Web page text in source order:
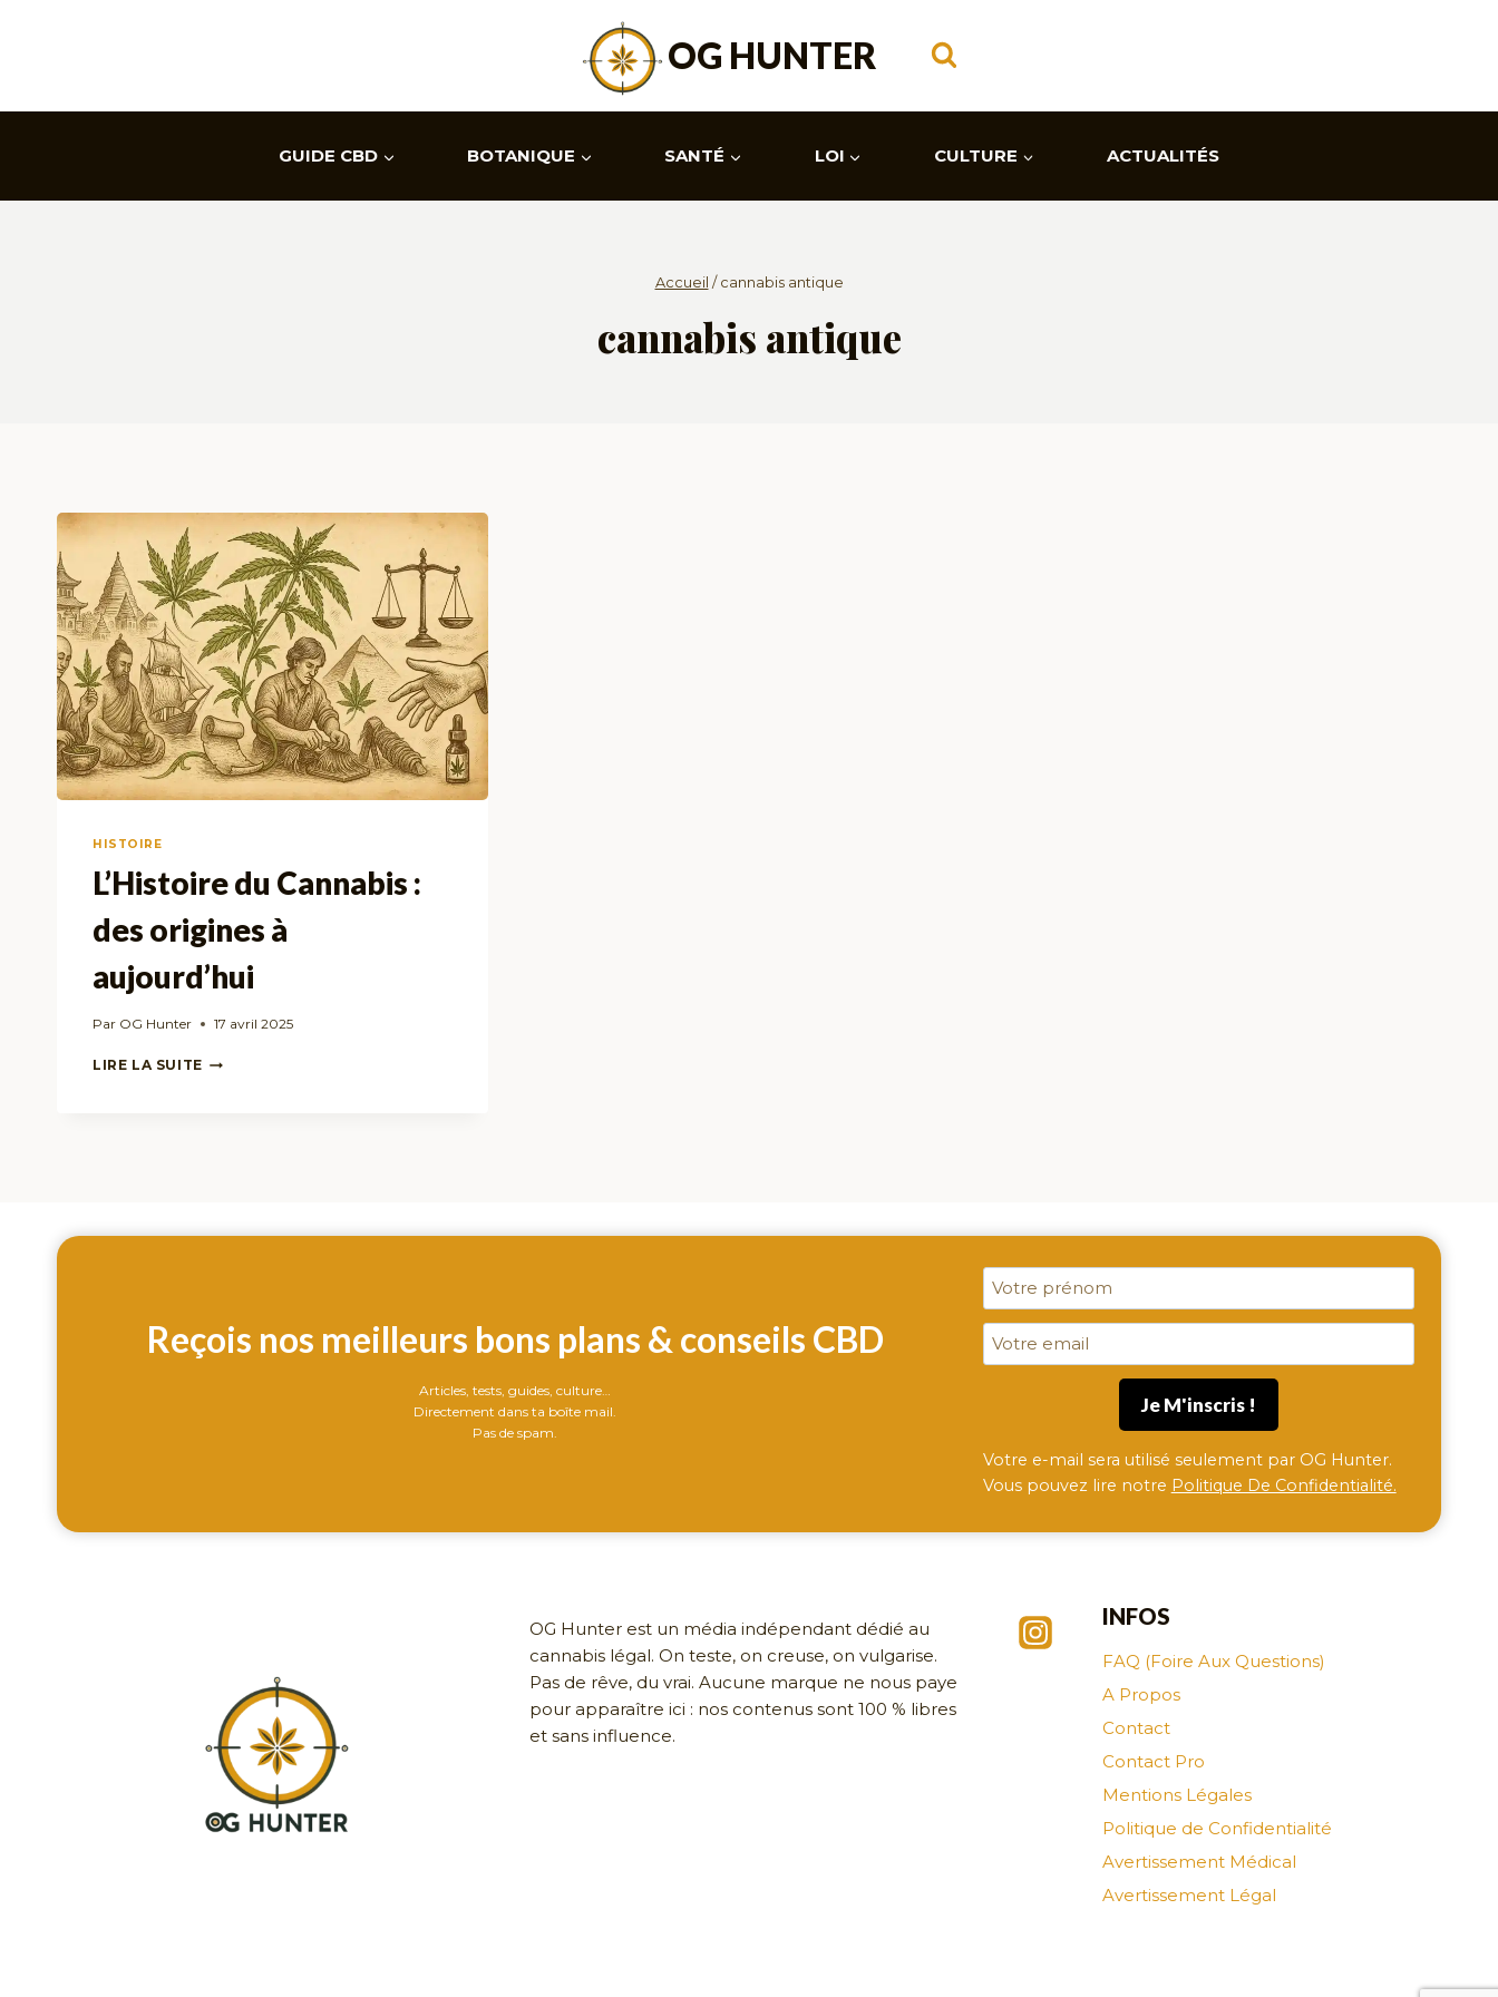
OG HUNTER
GUIDE CBD BOTANIQUE SANTÉ LOI CULTURE ACTUALITÉS
Accueil / cannabis antique
cannabis antique
HISTOIRE
L’Histoire du Cannabis :
des origines à
aujourd’hui
Par OG Hunter 17 avril 2025
LIRE LA SUITEL’HISTOIRE
Reçois nos meilleurs bons plans & conseils CBD
Articles, tests, guides, culture…
Directement dans ta boîte mail.
Pas de spam.
Votre e-mail sera utilisé seulement par OG Hunter.
Vous pouvez lire notre Politique De Confidentialité.
OG Hunter est un média indépendant dédié au
cannabis légal. On teste, on creuse, on vulgarise.
Pas de rêve, du vrai. Aucune marque ne nous paye
pour apparaître ici : nos contenus sont 100 % libres
et sans influence.
INFOS
FAQ (Foire Aux Questions)
A Propos
Contact
Contact Pro
Mentions Légales
Politique de Confidentialité
Avertissement Médical
Avertissement Légal